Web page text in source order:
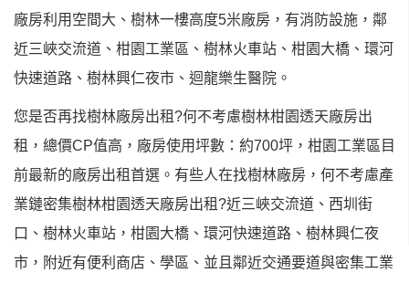
廠房利用空間大、樹林一樓高度5米廠房，有消防設施，鄰
近三峽交流道、柑園工業區、樹林火車站、柑園大橋、環河
快速道路、樹林興仁夜市、迴龍樂生醫院。
您是否再找樹林廠房出租?何不考慮樹林柑園透天廠房出
租，總價CP值高，廠房使用坪數：約700坪，柑園工業區目
前最新的廠房出租首選。有些人在找樹林廠房，何不考慮產
業鏈密集樹林柑園透天廠房出租?近三峽交流道、西圳街
口、樹林火車站，柑園大橋、環河快速道路、樹林興仁夜
市，附近有便利商店、學區、並且鄰近交通要道與密集工業